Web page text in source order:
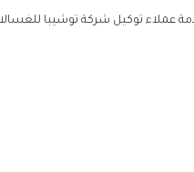
عملاء توكيل شركة توشيبا